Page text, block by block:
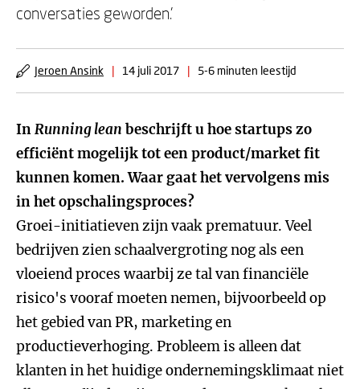
conversaties geworden.’
Jeroen Ansink | 14 juli 2017 | 5-6 minuten leestijd
InRunning lean beschrijft u hoe startups zo
efficiënt mogelijk tot een product/market fit
kunnen komen. Waar gaat het vervolgens mis
in het opschalingsproces?
Groei-initiatieven zijn vaak prematuur. Veel
bedrijven zien schaalvergroting nog als een
vloeiend proces waarbij ze tal van financiële
risico's vooraf moeten nemen, bijvoorbeeld op
het gebied van PR, marketing en
productieverhoging. Probleem is alleen dat
klanten in het huidige ondernemingsklimaat niet